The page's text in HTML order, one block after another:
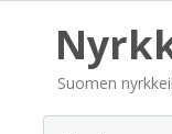
Suomen